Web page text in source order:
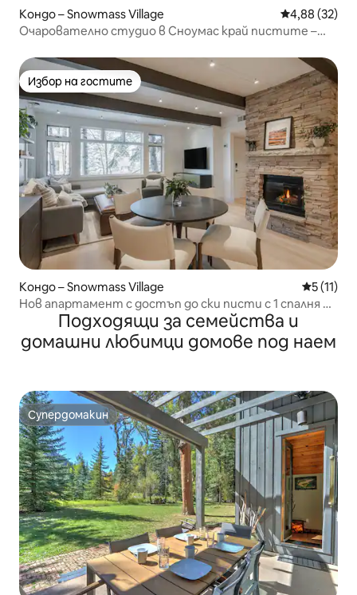
Кондо – Snowmass Village Средна
4,88 (32)
Очарователно студио в Сноумас край пистите –
Избор на гостите
Избор на гостите
Кондо – Snowmass Village Средна
5 (11)
Нов апартамент с достъп до ски писти с 1 спалня и
удобства в курорта
Подходящи за семейства и
домашни любимци домове под наем
Супердомакин
Супердомакин